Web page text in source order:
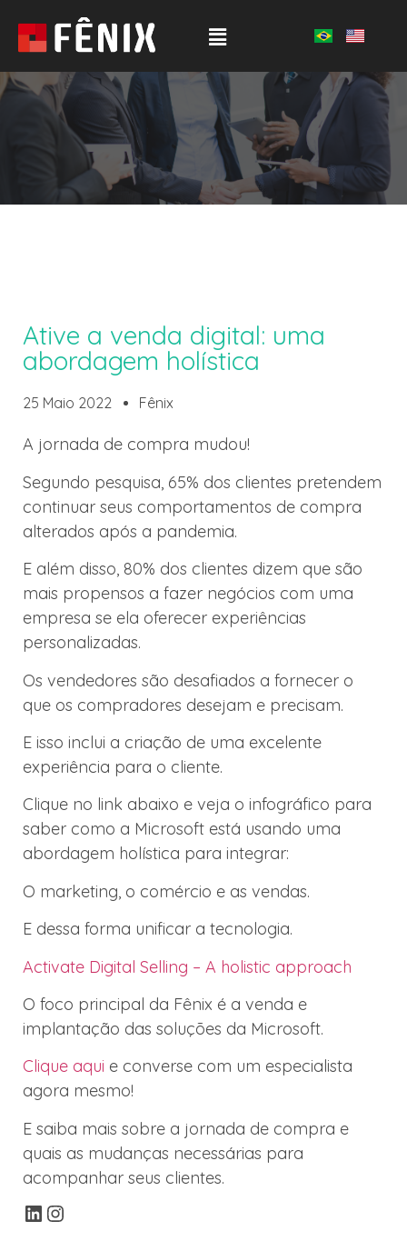
Ative a venda digital: uma
abordagem holística
25 Maio 2022 Fênix
A jornada de compra mudou!
Segundo pesquisa, 65% dos clientes pretendem
continuar seus comportamentos de compra
alterados após a pandemia.
E além disso, 80% dos clientes dizem que são
mais propensos a fazer negócios com uma
empresa se ela oferecer experiências
personalizadas.
Os vendedores são desafiados a fornecer o
que os compradores desejam e precisam.
E isso inclui a criação de uma excelente
experiência para o cliente.
Clique no link abaixo e veja o infográfico para
saber como a Microsoft está usando uma
abordagem holística para integrar:
O marketing, o comércio e as vendas.
E dessa forma unificar a tecnologia.
Activate Digital Selling – A holistic approach
O foco principal da Fênix é a venda e
implantação das soluções da Microsoft.
Clique aqui e converse com um especialista
agora mesmo!
E saiba mais sobre a jornada de compra e
quais as mudanças necessárias para
acompanhar seus clientes.